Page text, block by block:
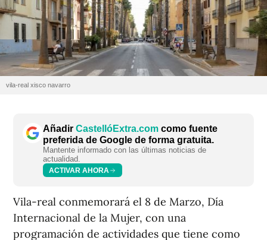
vila-real xisco navarro
Añadir CastellóExtra.com como fuente
preferida de Google de forma gratuita.
Mantente informado con las últimas noticias de
actualidad.
ACTIVAR AHORA
Vila-real conmemorará el 8 de Marzo, Día
Internacional de la Mujer, con una
programación de actividades que tiene como